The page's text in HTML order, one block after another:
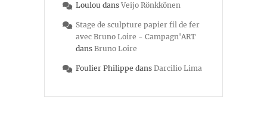
Loulou dans Veijo Rönkkönen
Stage de sculpture papier fil de fer
avec Bruno Loire - Campagn'ART
dans Bruno Loire
Foulier Philippe dans Darcilio Lima